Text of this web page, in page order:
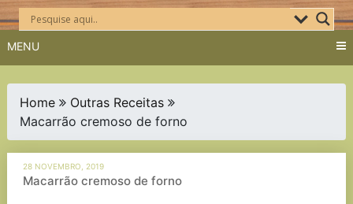
MENU
Home
Outras Receitas
Macarrão cremoso de forno
28 NOVEMBRO, 2019
Macarrão cremoso de forno